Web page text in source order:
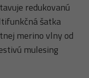
redukovanú
šatka
merino vlny od
mulesing